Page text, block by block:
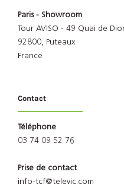
Paris - Showroom
Tour AVISO - 49 Quai de
92800, Puteaux
France
Contact
Téléphone
03 74 09 52 76
Prise de contact
info-tcf@televic.com